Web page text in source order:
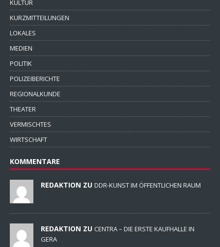
KULTUR
KURZMITTEILUNGEN
LOKALES
MEDIEN
POLITIK
POLIZEIBERICHTE
REGIONALKUNDE
THEATER
VERMISCHTES
WIRTSCHAFT
KOMMENTARE
REDAKTION ZU DDR-KUNST IM ÖFFENTLICHEN RAUM
REDAKTION ZU CENTRA – DIE ERSTE KAUFHALLE IN
GERA